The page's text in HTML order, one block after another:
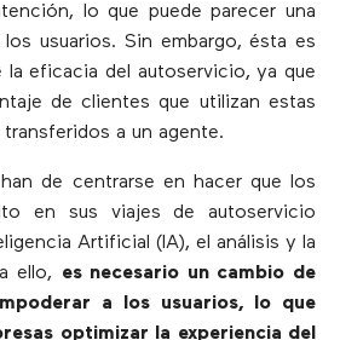
lo que puede parecer una
usuarios. Sin embargo, ésta es
la eficacia del autoservicio, ya que
de clientes que utilizan estas
a un agente.
de centrarse en hacer que los
en sus viajes de autoservicio
Artificial (IA), el análisis y la
ello, es necesario un cambio de
a los usuarios, lo que
optimizar la experiencia del